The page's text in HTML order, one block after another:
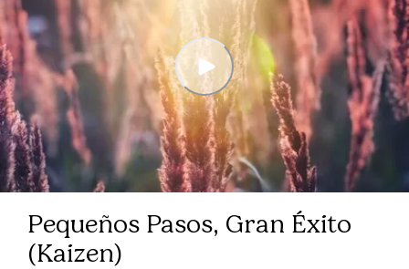
Pequeños Pasos, Gran Éxito
(Kaizen)